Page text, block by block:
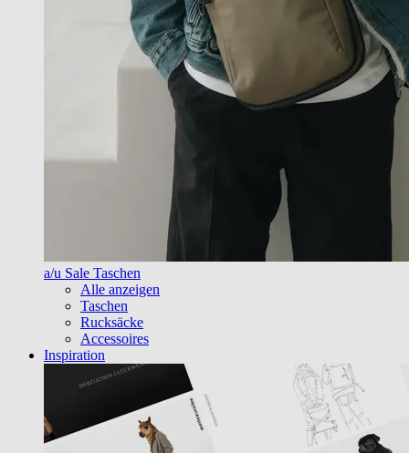
a/u Sale Taschen
Alle anzeigen
Taschen
Rucksäcke
Accessoires
Inspiration